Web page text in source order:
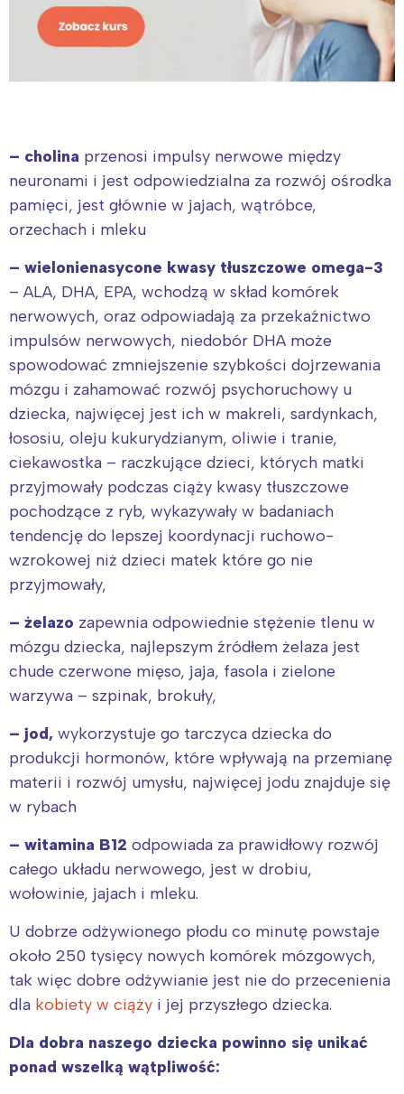
– cholina przenosi impulsy nerwowe między
neuronami i jest odpowiedzialna za rozwój ośrodka
pamięci, jest głównie w jajach, wątróbce,
orzechach i mleku
– wielonienasycone kwasy tłuszczowe omega-3
– ALA, DHA, EPA, wchodzą w skład komórek
nerwowych, oraz odpowiadają za przekaźnictwo
impulsów nerwowych, niedobór DHA może
spowodować zmniejszenie szybkości dojrzewania
mózgu i zahamować rozwój psychoruchowy u
dziecka, najwięcej jest ich w makreli, sardynkach,
łososiu, oleju kukurydzianym, oliwie i tranie,
ciekawostka – raczkujące dzieci, których matki
przyjmowały podczas ciąży kwasy tłuszczowe
pochodzące z ryb, wykazywały w badaniach
tendencję do lepszej koordynacji ruchowo-
wzrokowej niż dzieci matek które go nie
przyjmowały,
– żelazo zapewnia odpowiednie stężenie tlenu w
mózgu dziecka, najlepszym źródłem żelaza jest
chude czerwone mięso, jaja, fasola i zielone
warzywa – szpinak, brokuły,
– jod, wykorzystuje go tarczyca dziecka do
produkcji hormonów, które wpływają na przemianę
materii i rozwój umysłu, najwięcej jodu znajduje się
w rybach
– witamina B12 odpowiada za prawidłowy rozwój
całego układu nerwowego, jest w drobiu,
wołowinie, jajach i mleku.
U dobrze odżywionego płodu co minutę powstaje
około 250 tysięcy nowych komórek mózgowych,
tak więc dobre odżywianie jest nie do przecenienia
dla kobiety w ciąży i jej przyszłego dziecka.
Dla dobra naszego dziecka powinno się unikać
ponad wszelką wątpliwość:
Interesują mnie wydarzenia z
tego regionu:
Trójmiasto
Poznań
Wrocław
Południe
Północ
Wszystkie
Wybieram